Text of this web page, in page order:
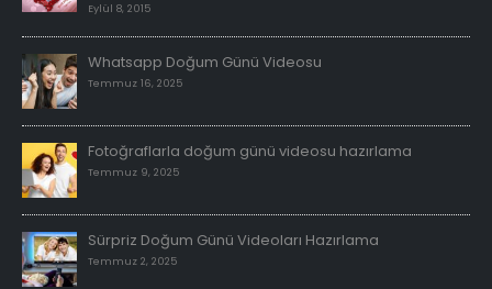
Eylül 8, 2015
Whatsapp Doğum Günü Videosu
Temmuz 16, 2025
Fotoğraflarla doğum günü videosu hazırlama
Temmuz 9, 2025
Sürpriz Doğum Günü Videoları Hazırlama
Temmuz 2, 2025